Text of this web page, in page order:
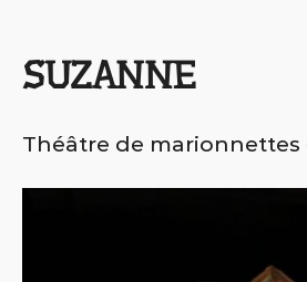
SUZANNE
Théâtre de marionnettes